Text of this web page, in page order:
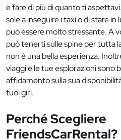
e fare di più di quanto ti
sole a inseguire i taxi o di stare
può essere molto stressante. A
può tenerti sulle spine per tutta
non è una bella esperienza.
viaggi e le tue esplorazioni sono
affidamento sulla sua
tuoi giri.
Perché Scegliere
FriendsCarRental?